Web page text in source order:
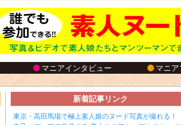
マニアインタビュー マニ
新着記事リンク
東京・高田馬場で極上素人娘のヌード写真が撮れる！